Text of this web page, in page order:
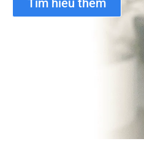
Tìm hiểu thêm